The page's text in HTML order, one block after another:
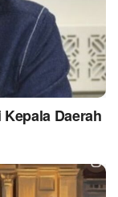
Daerah